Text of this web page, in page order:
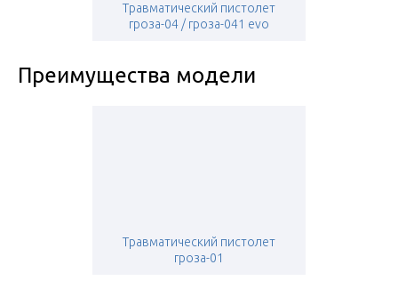
Травматический пистолет
гроза-04 / гроза-041 evo
Преимущества модели
Травматический пистолет
гроза-01